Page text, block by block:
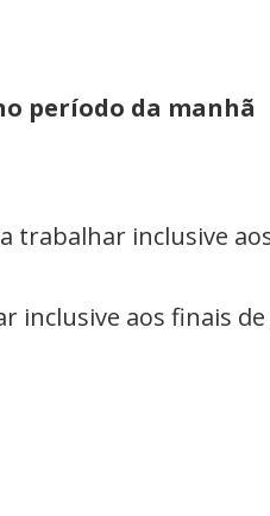
período da manhã
trabalhar inclusive
inclusive aos finais de